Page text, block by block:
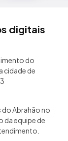
digitais
do
cidade de
Abrahão no
da equipe de